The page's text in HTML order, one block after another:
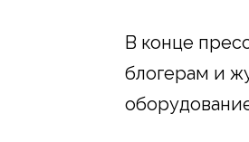
В конце
блогерам и